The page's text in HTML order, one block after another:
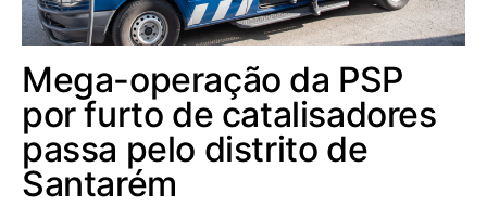
Mega-operação da PSP
por furto de catalisadores
passa pelo distrito de
Santarém